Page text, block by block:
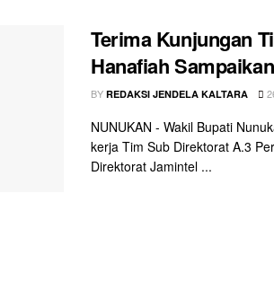
Terima Kunjungan
Hanafiah
BY REDAKSI JENDELA KALTARA
NUNUKAN - Wakil Bupati
kerja Tim Sub Direktorat A.3
Direktorat Jamintel ...